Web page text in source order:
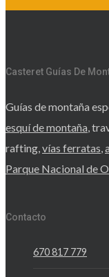
Casteret Guías De
Guías de montaña
esquí de montaña ,
rafting, vías ferratas
Parque Nacional de
Contacto
670 817 779